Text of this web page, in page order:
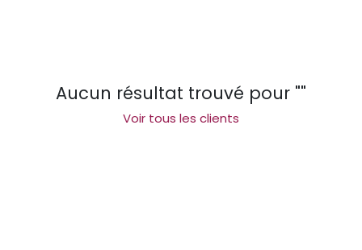
Aucun résultat trouvé pour ""
Voir tous les clients